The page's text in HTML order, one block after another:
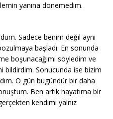
yanına dönemedim.
Sadece benim değil aynı
başladı. En sonunda
boşunacağımı söyledim ve
bildirdim. Sonucunda ise bizim
O gün bugündür bir daha
Ben artık hayatıma bir
kendimi yalnız